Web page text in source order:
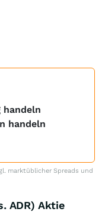
handeln
handeln
marktüblicher Spreads und
ADR) Aktie